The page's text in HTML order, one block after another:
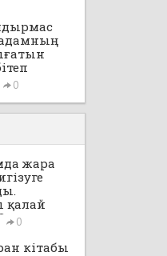
яғни,
бола ма?
0
жара
қалай
0
кітабы